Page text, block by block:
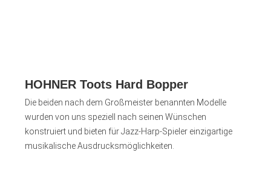
HOHNER Toots Hard Bopper
Die beiden nach dem Großmeister benannten Modelle
wurden von uns speziell nach seinen Wünschen
konstruiert und bieten für Jazz-Harp-Spieler einzigartige
musikalische Ausdrucksmöglichkeiten.